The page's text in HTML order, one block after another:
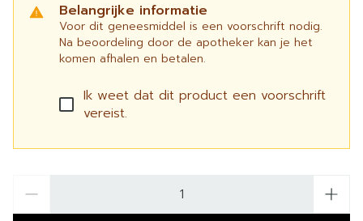
Belangrijke informatie
Voor dit geneesmiddel is een voorschrift nodig.
Na beoordeling door de apotheker kan je het
komen afhalen en betalen.
Ik weet dat dit product een voorschrift
vereist.